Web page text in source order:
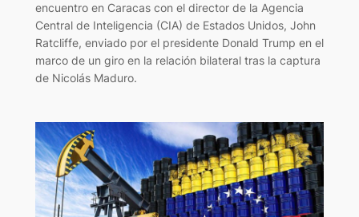
encuentro en Caracas con el director de la Agencia
Central de Inteligencia (CIA) de Estados Unidos, John
Ratcliffe, enviado por el presidente Donald Trump en el
marco de un giro en la relación bilateral tras la captura
de Nicolás Maduro.